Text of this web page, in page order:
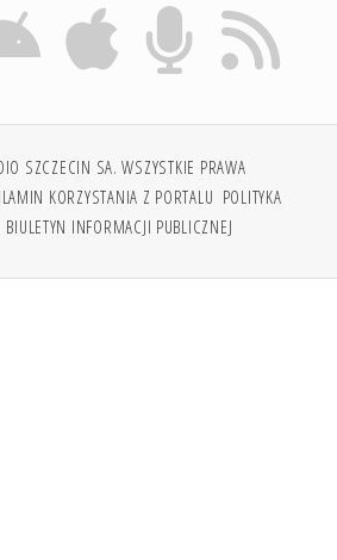
SZCZECIN SA. WSZYSTKIE PRAWA
KORZYSTANIA Z PORTALU POLITYKA
BIULETYN INFORMACJI PUBLICZNEJ